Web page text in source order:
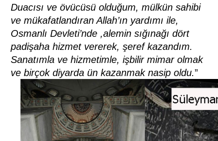
Duacısı ve övücüsü olduğum, mülkün sahibi
ve mükafatlandıran Allah’ın yardımı ile,
Osmanlı Devleti’nde ,alemin sığınağı dört
padişaha hizmet vererek, şeref kazandım.
Sanatımla ve hizmetimle, işbilir mimar olmak
ve birçok diyarda ün kazanmak nasip oldu.”